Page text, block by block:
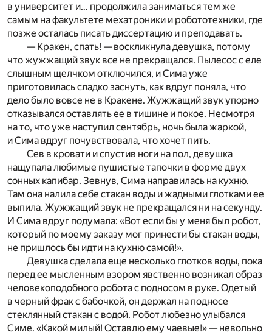
в университет и… продолжила заниматься тем же
самым на факультете мехатроники и робототехники, где
позже осталась писать диссертацию и преподавать.
— Кракен, спать! — воскликнула девушка, потому
что жужжащий звук все не прекращался. Пылесос с еле
слышным щелчком отключился, и Сима уже
приготовилась сладко заснуть, как вдруг поняла, что
дело было вовсе не в Кракене. Жужжащий звук упорно
отказывался оставлять ее в тишине и покое. Несмотря
на то, что уже наступил сентябрь, ночь была жаркой,
и Сима вдруг почувствовала, что хочет пить.
Сев в кровати и спустив ноги на пол, девушка
нащупала любимые пушистые тапочки в форме двух
сонных капибар. Зевнув, Сима направилась на кухню.
Там она налила себе стакан воды и жадными глотками ее
выпила. Жужжащий звук не прекращался ни на секунду.
И Сима вдруг подумала: «Вот если бы у меня был робот,
который по моему заказу мог принести бы стакан воды,
не пришлось бы идти на кухню самой!».
Девушка сделала еще несколько глотков воды, пока
перед ее мысленным взором явственно возникал образ
человекоподобного робота с подносом в руке. Одетый
в черный фрак с бабочкой, он держал на подносе
стеклянный стакан с водой. Робот любезно улыбался
Симе. «Какой милый! Оставлю ему чаевые!» — невольно